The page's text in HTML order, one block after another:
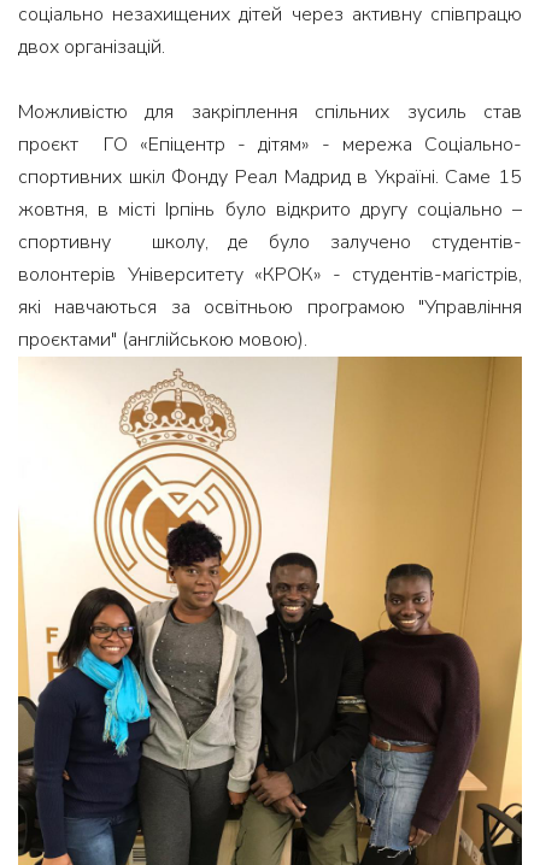
соціально незахищених дітей через активну співпрацю
двох організацій.
Можливістю для закріплення спільних зусиль став
проєкт ГО «Епіцентр - дітям» - мережа Соціально-
спортивних шкіл Фонду Реал Мадрид в Україні. Саме 15
жовтня, в місті Ірпінь було відкрито другу соціально –
спортивну школу, де було залучено студентів-
волонтерів Університету «КРОК» - студентів-магістрів,
які навчаються за освітньою програмою "Управління
проєктами" (англійською мовою).